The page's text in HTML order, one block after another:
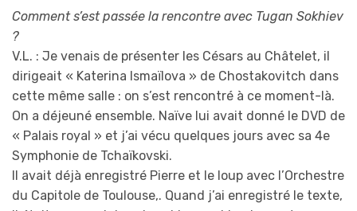
Comment s’est passée la rencontre avec Tugan Sokhiev
?
V.L. : Je venais de présenter les Césars au Châtelet, il
dirigeait « Katerina Ismaïlova » de Chostakovitch dans
cette même salle : on s’est rencontré à ce moment-là.
On a déjeuné ensemble. Naïve lui avait donné le DVD de
« Palais royal » et j’ai vécu quelques jours avec sa 4e
Symphonie de Tchaïkovski.
Il avait déjà enregistré Pierre et le loup avec l’Orchestre
du Capitole de Toulouse,. Quand j’ai enregistré le texte,